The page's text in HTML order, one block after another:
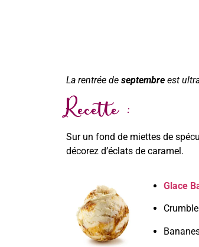
La rentrée de septembre est
Recette :
Sur un fond de miettes de
décorez d’éclats de caramel.
Glace